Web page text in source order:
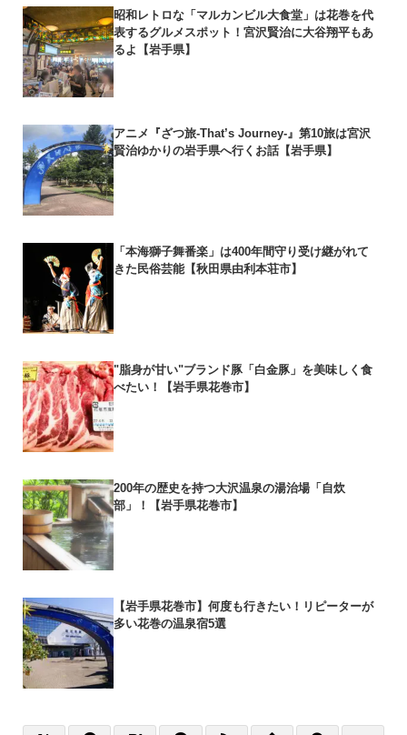
昭和レトロな「マルカンビル大食堂」は花巻を代
表するグルメスポット！宮沢賢治に大谷翔平もあ
るよ【岩手県】
アニメ『ざつ旅-That’s Journey-』第10旅は宮沢
賢治ゆかりの岩手県へ行くお話【岩手県】
「本海獅子舞番楽」は400年間守り受け継がれて
きた民俗芸能【秋田県由利本荘市】
"脂身が甘い"ブランド豚「白金豚」を美味しく食
べたい！【岩手県花巻市】
200年の歴史を持つ大沢温泉の湯治場「自炊
部」！【岩手県花巻市】
【岩手県花巻市】何度も行きたい！リピーターが
多い花巻の温泉宿5選